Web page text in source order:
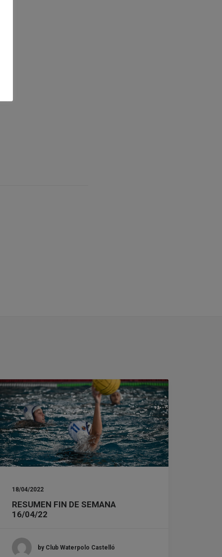
18/04/2022
RESUMEN FIN DE SEMANA
16/04/22
by Club Waterpolo Castelló